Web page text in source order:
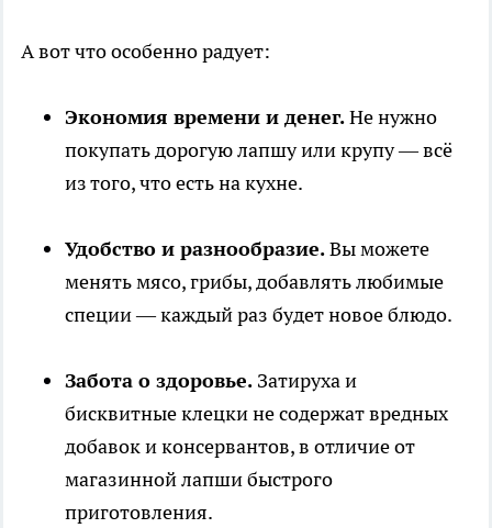
А вот что особенно радует:
Экономия времени и денег.Не нужно
покупать дорогую лапшу или крупу — всё
из того, что есть на кухне.
Удобство и разнообразие.Вы можете
менять мясо, грибы, добавлять любимые
специи — каждый раз будет новое блюдо.
Забота о здоровье. Затируха и
бисквитные клецки не содержат вредных
добавок и консервантов, в отличие от
магазинной лапши быстрого
приготовления.